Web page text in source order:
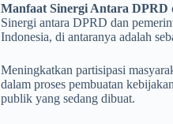
Manfaat Sinergi Antara DPRD
Sinergi antara DPRD dan
Indonesia, di antaranya adalah
Meningkatkan partisipasi
dalam proses pembuatan
publik yang sedang dibuat.